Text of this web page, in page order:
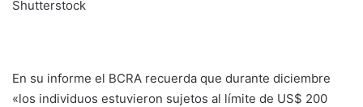
Shutterstock
En su informe el BCRA recuerda que durante diciembre
«los individuos estuvieron sujetos al límite de US$ 200